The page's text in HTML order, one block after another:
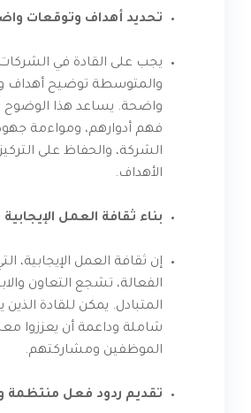
تحديد أهداف وتوقعات
يجب على القادة في
والمتوسطة توضيح أهداف
واضحة. يساعد هذا الوضوح
فهم أدوارهم، ومواءمة
الشركة، والحفاظ على
الأهداف.
بناء ثقافة العمل الإيجابية
إن ثقافة العمل الإيجابية،
الفعالة، تشجع التعاون
المتبادل. يمكن للقادة الذين
شاملة وداعمة أن يعززوا
الموظفين ومشاركتهم.
تقديم ردود فعل منتظمة